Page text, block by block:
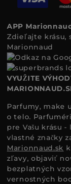
APP
Zdieľajte krásu,
Marionnaud
VYUŽITE
Parfumy, make
o telo.
pre Vašu krásu
vlastné značky
Marionnaud.sk
zľavy, objaviť
bezplatných
vernostných